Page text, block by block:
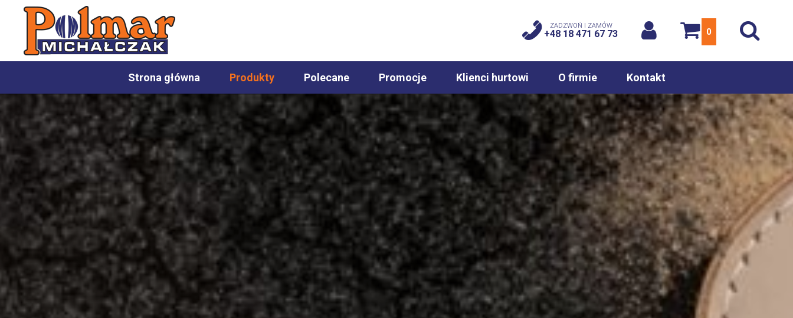
ZADZWOŃ I ZAMÓW
+48 18 471 67 73 0
Strona główna Produkty Polecane Promocje Klienci hurtowi O firmie Kontakt